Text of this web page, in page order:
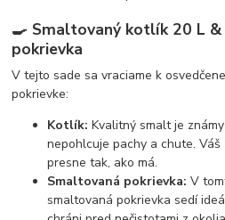
🍳 Smaltovaný kotlík 20 L
pokrievka
V tejto sade sa vraciame k
pokrievke:
Kotlík: Kvalitný smalt je
nepohlcuje pachy a chute.
presne tak, ako má.
Smaltovaná pokrievka: V
smaltovaná pokrievka sedí